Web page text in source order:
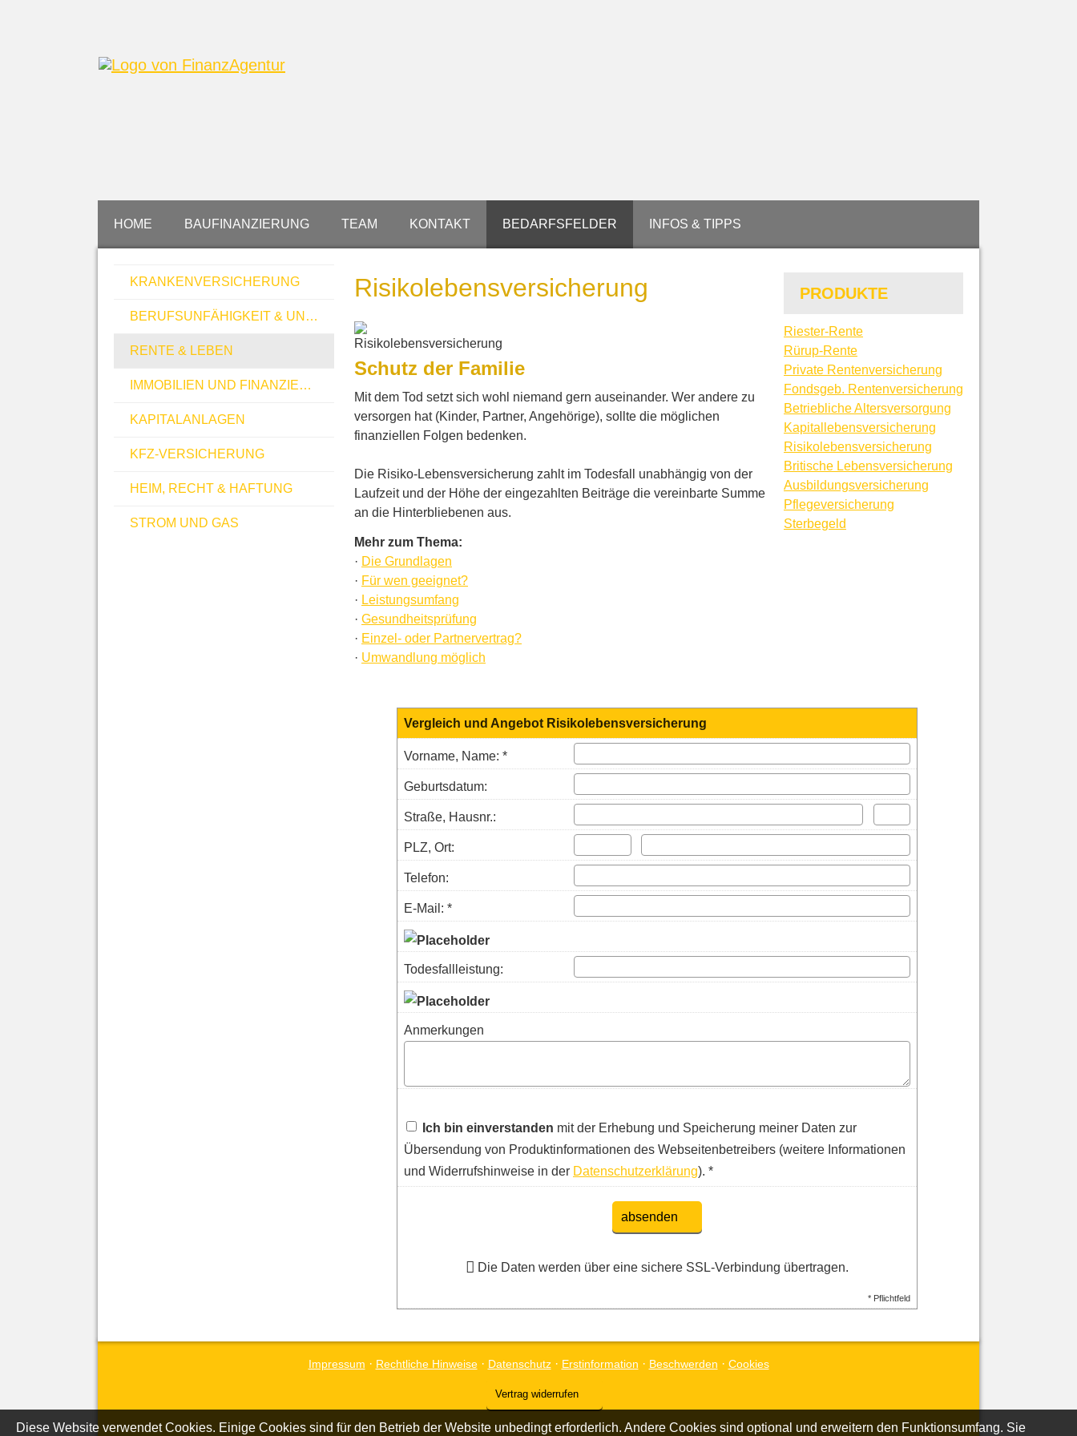
HOME BAUFINANZIERUNG TEAM KONTAKT BEDARFSFELDER
KRANKEN­VER­SI­CHE­RUNG
BERUFSUNFÄHIGKEIT & UNFALL
RENTE & LEBEN
IMMOBILIEN UND FINANZIERUNGEN
KAPITALANLAGEN
KFZ-VERSICHERUNG
HEIM, RECHT & HAFTUNG
STROM UND GAS
INFOS & TIPPS
PRODUKTE
Riester-Rente
Rürup-Rente
Private Rentenversicherung
Fondsgeb. Rentenversicherung
Betriebliche Altersversorgung
Ka­pi­tal­le­bens­ver­si­che­rung
Risiko­lebens­ver­si­che­rung
Britische Lebensversicherung
Aus­bil­dungs­ver­si­che­rung
Pflege­ver­si­che­rung
Ster­be­geld
Risiko­lebens­ver­si­che­rung
Schutz der Familie
Mit dem Tod setzt sich wohl niemand gern auseinander. Wer andere zu
versorgen hat (Kinder, Partner, Angehörige), sollte die möglichen
finanziellen Folgen bedenken.
Die Risiko-Lebensversicherung zahlt im Todesfall unabhängig von der
Laufzeit und der Höhe der eingezahlten Beiträge die vereinbarte Summe
an die Hinterbliebenen aus.
Mehr zum Thema:
· Die Grundlagen
· Für wen geeignet?
· Leistungsumfang
· Gesundheitsprüfung
· Einzel- oder Partnervertrag?
· Umwandlung möglich
Vergleich und Angebot Risiko­lebens­ver­si­che­rung
Vorname, Name: *
Geburts­datum:
Straße, Hausnr.:
PLZ, Ort:
Telefon:
E-Mail: *
Todesfallleistung:
Anmerkungen
Ich bin einverstanden mit der Erhebung und Speicherung meiner Daten zur
Übersendung von Produktinformationen des Webseitenbetreibers (weitere Informationen
und Widerrufshinweise in der Datenschutzerklärung). *
absenden
Die Daten werden über eine sichere SSL-Verbindung übertragen.
* Pflichtfeld
Impressum · Rechtliche Hinweise· Datenschutz· Erstinformation · Beschwerden · Cookies
Vertrag widerrufen
Diese Website verwendet Cookies. Einige Cookies sind für den Betrieb der Website unbedingt erforderlich. Andere Cookies sind optional und erweitern den Funktionsumfang. Sie